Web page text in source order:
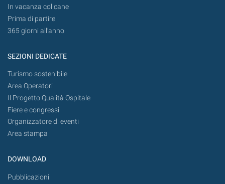
In vacanza col cane
Prima di partire
365 giorni all’anno
SEZIONI DEDICATE
Turismo sostenibile
Area Operatori
Il Progetto Qualità Ospitale
Fiere e congressi
Organizzatore di eventi
Area stampa
DOWNLOAD
Pubblicazioni